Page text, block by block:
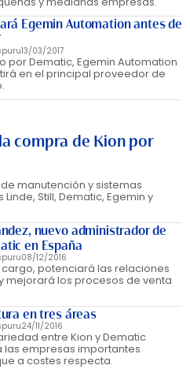
Egemin Automation antes de
13/03/2017
por Dematic, Egemin Automation
en el principal proveedor de
compra de Kion por
manutención y sistemas
Still, Dematic, Egemin y
nuevo administrador de
en España
08/12/2016
potenciará las relaciones
mejorará los procesos de venta
en tres áreas
24/11/2016
entre Kion y Dematic
empresas importantes
a costes respecta.